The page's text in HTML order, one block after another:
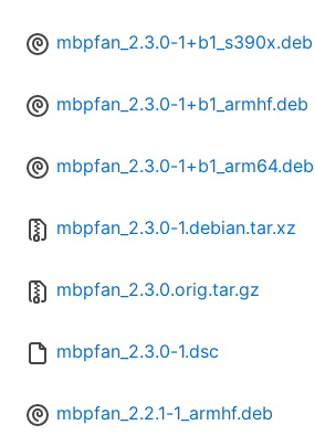
mbpfan_2.3.0-1+b1_s390x.deb
mbpfan_2.3.0-1+b1_armhf.deb
mbpfan_2.3.0-1+b1_arm64.deb
mbpfan_2.3.0-1.debian.tar.xz
mbpfan_2.3.0.orig.tar.gz
mbpfan_2.3.0-1.dsc
mbpfan_2.2.1-1_armhf.deb